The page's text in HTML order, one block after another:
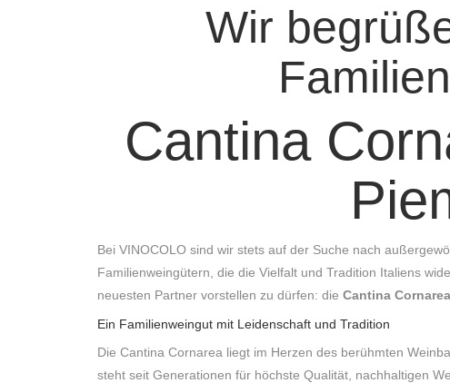
Wir
Cantina
Bei VINOCOLO sind wir stets auf der Suche nach
Familienweingütern, die die Vielfalt und Tradition Italiens
neuesten Partner vorstellen zu dürfen: die Cantina Cornarea
Ein Familienweingut mit Leidenschaft und Tradition
Die Cantina Cornarea liegt im Herzen des berühmten
steht seit Generationen für höchste Qualität, nachhaltigen